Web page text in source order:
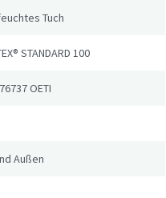
Tuch
STANDARD 100
OETI
Außen